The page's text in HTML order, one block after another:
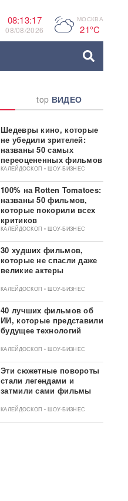
08:13:18
08/08/2026 P МОСКВА
21°C
top ВИДЕО
Шедевры кино, которые
не убедили зрителей:
названы 50 самых
переоцененных фильмов
КАЛЕЙДОСКОП • ШОУ-БИЗНЕС
100% на Rotten Tomatoes:
названы 50 фильмов,
которые покорили всех
критиков
КАЛЕЙДОСКОП • ШОУ-БИЗНЕС
30 худших фильмов,
которые не спасли даже
великие актеры
КАЛЕЙДОСКОП • ШОУ-БИЗНЕС
40 лучших фильмов об
ИИ, которые представили
будущее технологий
КАЛЕЙДОСКОП • ШОУ-БИЗНЕС
Эти сюжетные повороты
стали легендами и
затмили сами фильмы
КАЛЕЙДОСКОП • ШОУ-БИЗНЕС